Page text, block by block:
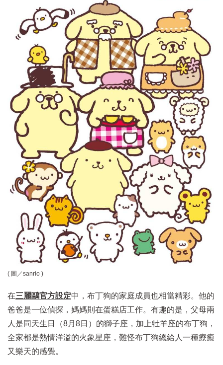
( 圖／sanrio )
在三麗鷗官方設定中，布丁狗的家庭成員也相當精彩。他的
爸爸是一位偵探，媽媽則在蛋糕店工作。有趣的是，父母兩
人是同天生日（8月8日）的獅子座，加上牡羊座的布丁狗，
全家都是熱情洋溢的火象星座，難怪布丁狗總給人一種療癒
又樂天的感覺。